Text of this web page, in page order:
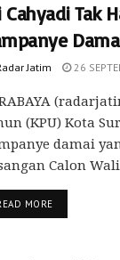
Cahyadi Tak
Jatim 26
(KPU) Kota
damai
Calon
MORE